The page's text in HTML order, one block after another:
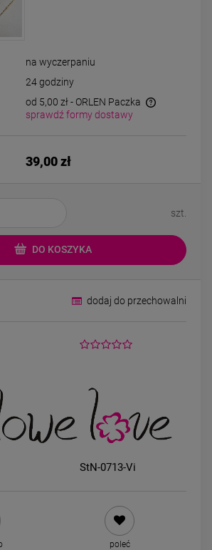
STAL
Naszyjnik STAL
spłaszczony splot 45 cm
złoto
na wyczerpaniu
24 godziny
od 5,00 zł - ORLEN Paczka
sprawdź formy dostawy
39,00 zł
szt.
DO KOSZYKA
dodaj do przechowalni
StN-0713-Vi
poleć